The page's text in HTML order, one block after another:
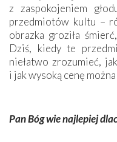
z zaspokojeniem
przedmiotów kultu –
obrazka groziła
Dziś, kiedy te
niełatwo zrozumieć,
i jak wysoką cenę można
Pan Bóg wie najlepiej